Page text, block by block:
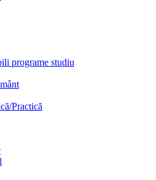
programe studiu
Practică